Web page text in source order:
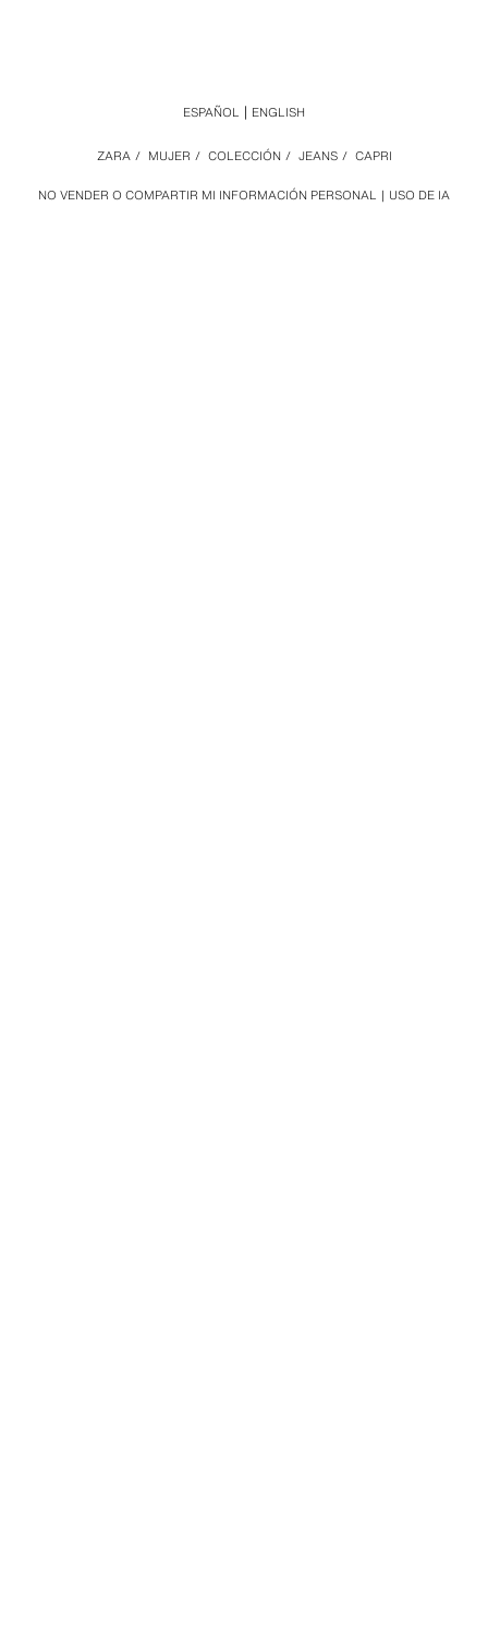
NO VENDER O COMPARTIR MI INFORMACIÓN PERSONAL USO DE IA
ZARA / MUJER / COLECCIÓN / JEANS / CAPRI
ESPAÑOL ENGLISH